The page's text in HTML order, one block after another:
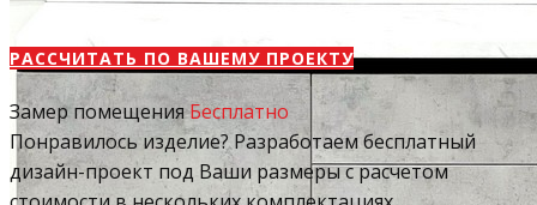
РАССЧИТАТЬ​ ПО ВАШЕМУ ПРОЕКТУ
Замер помещенияБесплатно
Понравилось изделие? Разработаем бесплатный
дизайн-проект под Ваши размеры с расчетом